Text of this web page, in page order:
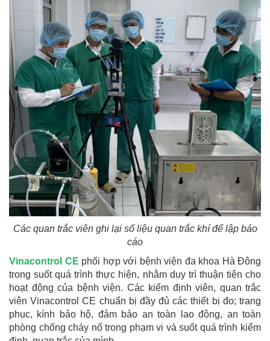
Các quan trắc viên ghi lại số liệu quan trắc khí để lập báo
cáo
Vinacontrol CE phối hợp với bệnh viện đa khoa Hà Đông
trong suốt quá trình thực hiện, nhằm duy trì thuận tiện cho
hoạt động của bệnh viện. Các kiểm định viên, quan trắc
viên Vinacontrol CE chuẩn bị đầy đủ các thiết bị đo; trang
phục, kính bảo hộ, đảm bảo an toàn lao động, an toàn
phòng chống cháy nổ trong phạm vi và suốt quá trình kiểm